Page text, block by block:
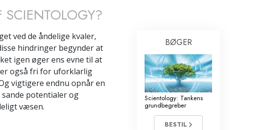
af tilværelsen
kommunikation
Criminon
Narconon
Sandheden om stoffer
United for Menneskerettigheder
Medborgernes Menneske­rettigheds­
kommission
Introducerende foredrag
Introduktionsfilm
Begynderservice
SCIENTOLOGY?
ved de åndelige kvaler,
hindringer begynder at
igen øger ens evne til at
også fri for uforklarlig
vigtigere endnu opnår en
potentialer og
væsen.
BØGER
Scientology: Tankens
grundbegreber
BESTIL